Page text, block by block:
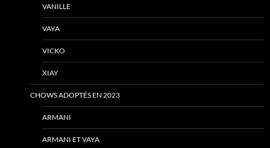
VANILLE
VAYA
VICKO
XIAY
CHOWS ADOPTÉS EN 2023
ARMANI
ARMANI ET VAYA